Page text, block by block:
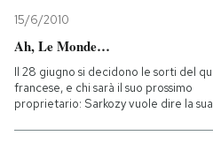
I MIEI PREFERITI
SHOP
15/6/2010
Ah, Le Monde…
Il 28 giugno si decidono le sorti del
francese, e chi sarà il suo prossimo
proprietario: Sarkozy vuole dire la sua